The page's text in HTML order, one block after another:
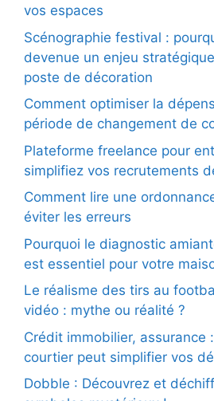
vos espaces
Scénographie festival :
devenue un enjeu
poste de décoration
Comment optimiser la
période de changement de
Plateforme freelance pour
simplifiez vos recrutements
Comment lire une
éviter les erreurs
Pourquoi le diagnostic
est essentiel pour votre
Le réalisme des tirs au
vidéo : mythe ou réalité ?
Crédit immobilier, assurance
courtier peut simplifier vos
Dobble : Découvrez et